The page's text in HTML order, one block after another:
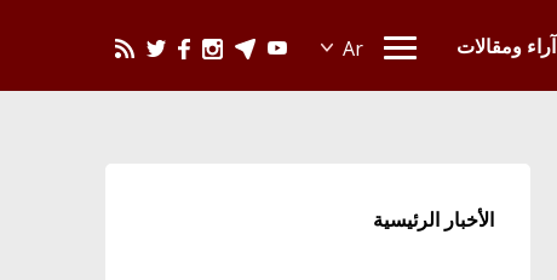
آراء ومقالات
الأخبار الرئيسية